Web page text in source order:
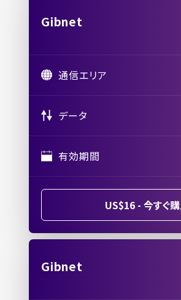
Gibnet
通信エリア
データ
有効期間
US$16 - 今すぐ
Gibnet